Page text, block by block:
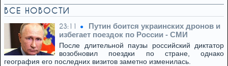
ВСЕ НОВОСТИ
23:11
Путин боится украинских дронов и
избегает поездок по России - СМИ
После длительной паузы российский диктатор
возобновил поездки по стране, однако
география его последних визитов заметно изменилась.